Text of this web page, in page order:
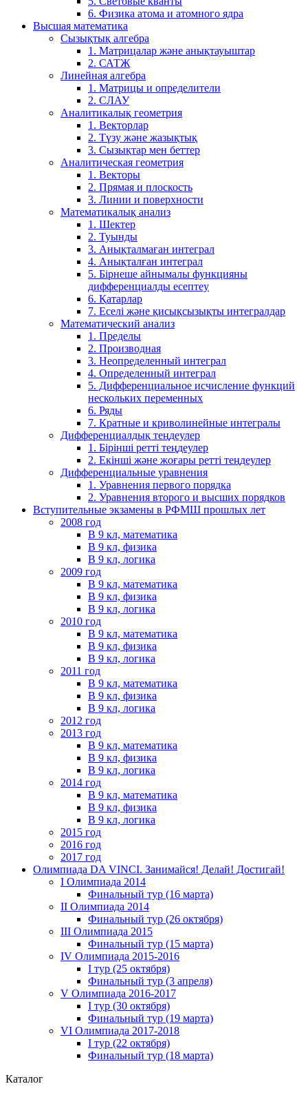
6. Физика атома и атомного ядра
Высшая математика
Сызықтық алгебра
1. Матрицалар және анықтауыштар
2. САТЖ
Линейная алгебра
1. Матрицы и определители
2. СЛАУ
Аналитикалық геометрия
1. Векторлар
2. Түзу және жазықтық
3. Сызықтар мен беттер
Аналитическая геометрия
1. Векторы
2. Прямая и плоскость
3. Линии и поверхности
Математикалық анализ
1. Шектер
2. Туынды
3. Анықталмаған интеграл
4. Анықталған интеграл
5. Бірнеше айнымалы функцияны
дифференциалды есептеу
6. Қатарлар
7. Еселі және қисықсызықты интегралдар
Математический анализ
1. Пределы
2. Производная
3. Неопределенный интеграл
4. Определенный интеграл
5. Дифференциальное исчисление функций
нескольких переменных
6. Ряды
7. Кратные и криволинейные интегралы
Дифференциалдық теңдеулер
1. Бірінші ретті теңдеулер
2. Екінші және жоғары ретті теңдеулер
Дифференциальные уравнения
1. Уравнения первого порядка
2. Уравнения второго и высших порядков
Вступительные экзамены в РФМШ прошлых лет
2008 год
В 9 кл, математика
В 9 кл, физика
В 9 кл, логика
2009 год
В 9 кл, математика
В 9 кл, физика
В 9 кл, логика
2010 год
В 9 кл, математика
В 9 кл, физика
В 9 кл, логика
2011 год
В 9 кл, математика
В 9 кл, физика
В 9 кл, логика
2012 год
2013 год
В 9 кл, математика
В 9 кл, физика
В 9 кл, логика
2014 год
В 9 кл, математика
В 9 кл, физика
В 9 кл, логика
2015 год
2016 год
2017 год
Олимпиада DA VINCI. Занимайся! Делай! Достигай!
I Олимпиада 2014
Финальный тур (16 марта)
II Олимпиада 2014
Финальный тур (26 октября)
III Олимпиада 2015
Финальный тур (15 марта)
IV Олимпиада 2015-2016
I тур (25 октября)
Финальный тур (3 апреля)
V Олимпиада 2016-2017
I тур (30 октября)
Финальный тур (19 марта)
VI Олимпиада 2017-2018
I тур (22 октября)
Финальный тур (18 марта)
Каталог